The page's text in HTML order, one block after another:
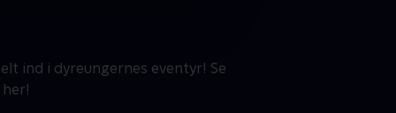
ind i dyreungernes eventyr! Se